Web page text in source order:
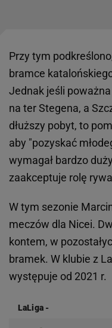
Przy tym
bramce
Jednak jeśli
na ter Stegena, a
dłuższy pobyt, to
aby "pozyskać
wymagał bardzo
zaakceptuje rolę
W tym sezonie
meczów dla Nicei.
kontem, w
bramek. W klubie z
występuje od 2021 r.
LaLiga-